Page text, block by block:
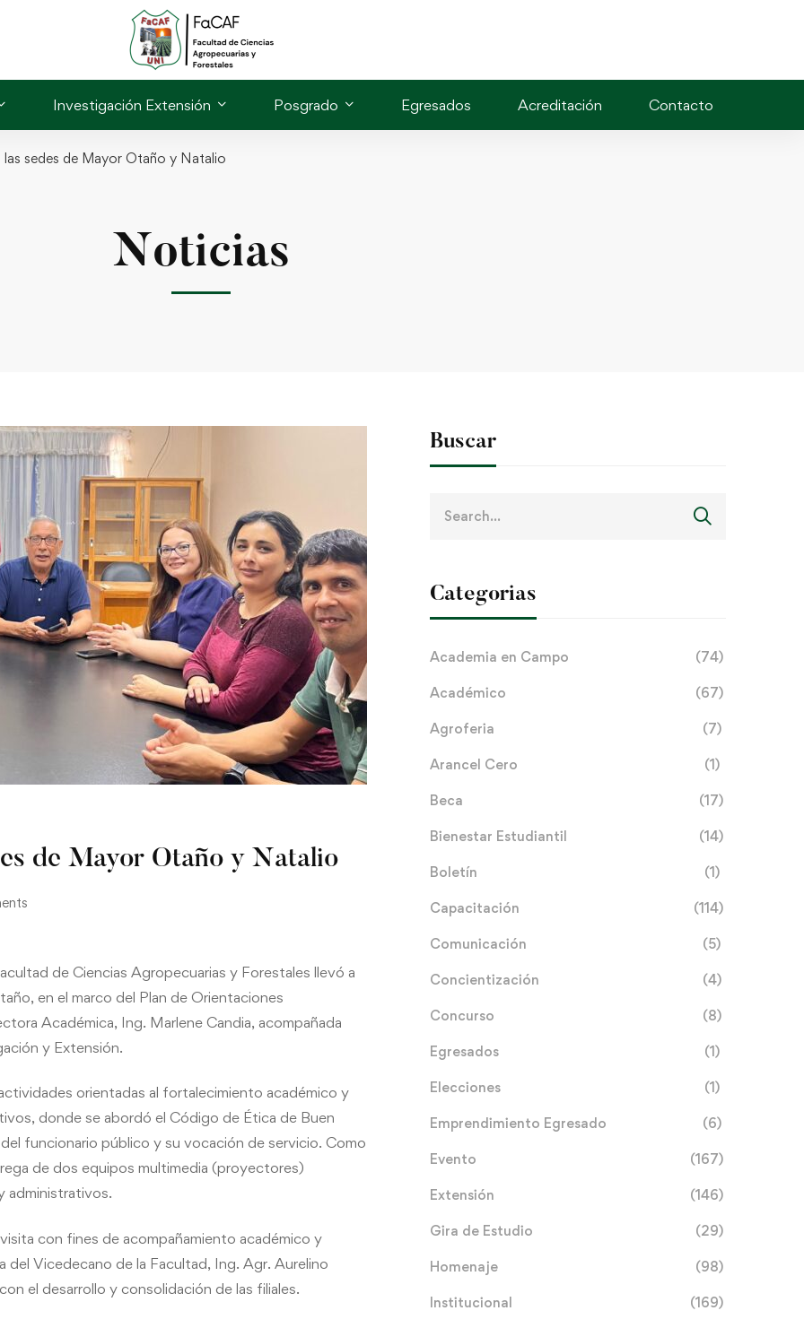
Investigación Extensión Posgrado Egresados Acreditación Contacto
sedes de Mayor Otaño y Natalio
Noticias
de Mayor Otaño y Natalio
de Ciencias Agropecuarias y Forestales llevó a
en el marco del Plan de Orientaciones
Académica, Ing. Marlene Candia, acompañada
y Extensión.
orientadas al fortalecimiento académico y
donde se abordó el Código de Ética de Buen
funcionario público y su vocación de servicio. Como
de dos equipos multimedia (proyectores)
administrativos.
con fines de acompañamiento académico y
del Vicedecano de la Facultad, Ing. Agr. Aurelino
el desarrollo y consolidación de las filiales.
Buscar
Categorias
Academia en Campo (74)
Académico (67)
Agroferia (7)
Arancel Cero (1)
Beca (17)
Bienestar Estudiantil (14)
Boletín (1)
Capacitación (114)
Comunicación (5)
Concientización (4)
Concurso (8)
Egresados (1)
Elecciones (1)
Emprendimiento Egresado (6)
Evento (167)
Extensión (146)
Gira de Estudio (29)
Homenaje (98)
Institucional (169)